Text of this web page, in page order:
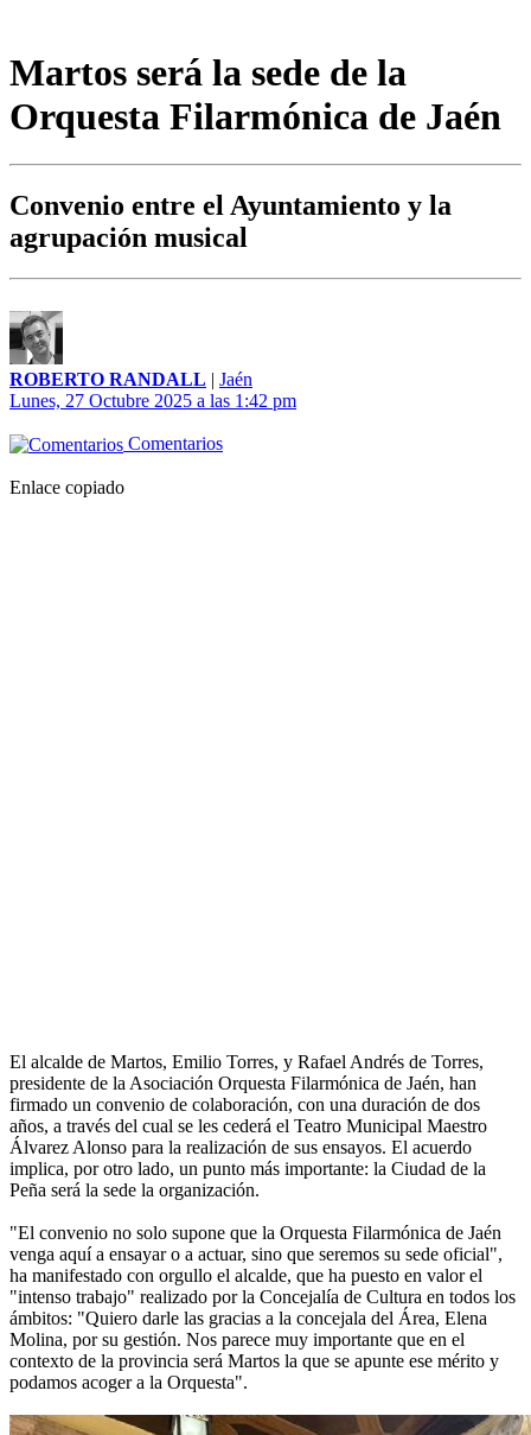
Martos será la sede de la
Orquesta Filarmónica de Jaén
Convenio entre el Ayuntamiento y la
agrupación musical
ROBERTO RANDALL | Jaén
Lunes, 27 Octubre 2025 a las 1:42 pm
Comentarios
Enlace copiado
El alcalde de Martos, Emilio Torres, y Rafael Andrés de Torres,
presidente de la Asociación Orquesta Filarmónica de Jaén, han
firmado un convenio de colaboración, con una duración de dos
años, a través del cual se les cederá el Teatro Municipal Maestro
Álvarez Alonso para la realización de sus ensayos. El acuerdo
implica, por otro lado, un punto más importante: la Ciudad de la
Peña será la sede la organización.
"El convenio no solo supone que la Orquesta Filarmónica de Jaén
venga aquí a ensayar o a actuar, sino que seremos su sede oficial",
ha manifestado con orgullo el alcalde, que ha puesto en valor el
"intenso trabajo" realizado por la Concejalía de Cultura en todos los
ámbitos: "Quiero darle las gracias a la concejala del Área, Elena
Molina, por su gestión. Nos parece muy importante que en el
contexto de la provincia será Martos la que se apunte ese mérito y
podamos acoger a la Orquesta".